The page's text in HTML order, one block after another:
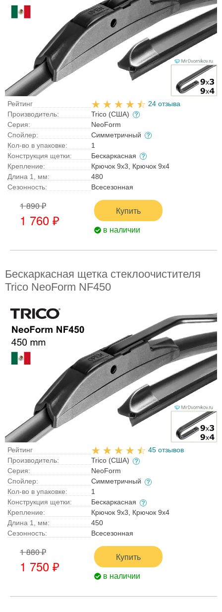
Рейтинг
24 отзыва
Производитель:
Trico (США)
Серия:
NeoForm
Спойлер:
Симметричный
Кол-во в упаковке:
1
Конструкция щетки:
Бескаркасная
Крепление:
Крючок 9x3, Крючок 9x4
Длина 1, мм:
480
Сезонность:
Всесезонная
1 890 ₽
1 760 ₽
Купить
в наличии
Бескаркасная щетка стеклоочистителя
Trico NeoForm NF450
Рейтинг
45 отзывов
Производитель:
Trico (США)
Серия:
NeoForm
Спойлер:
Симметричный
Кол-во в упаковке:
1
Конструкция щетки:
Бескаркасная
Крепление:
Крючок 9x3, Крючок 9x4
Длина 1, мм:
450
Сезонность:
Всесезонная
1 880 ₽
1 750 ₽
Купить
в наличии